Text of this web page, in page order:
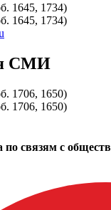
1645, 1734)
1645, 1734)
СМИ
1706, 1650)
1706, 1650)
по связям с